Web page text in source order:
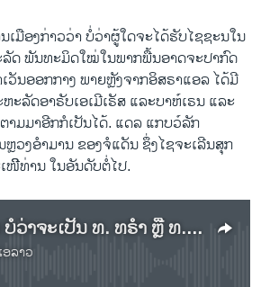
ເມືອງກ່າວວ່າ ບໍ່ວ່າຜູ້ໃດຈະໄດ້ຮັບໄຊຊະນໃນ
ລັດ ພັນທະມິດໃໝ່ໃນພາກພື້ນອາດຈະປາກົດ
ວັນອອກກາງ ພາຍຫຼັງຈາກອິສຣາແອລ ໄດ້ມີ
ະລັດອາຣັບເອເມີເຣັສ ແລະບາຫ໌ເຣນ ແລະ
າມມາອີກກໍເປັນໄດ້. ແດລ ແກບວ໌ລັກ
ຫຼວງອໍາມານ ຂອງຈໍແດັນ ຊຶ່ງໄຊຈະເລີນສຸກ
ໜີີທ່ານ ໃນອັນດັບຕໍ່ໄປ.
ເຊີນຟັງລາຍງານ ບໍ່ວ່າຈະເປັນ ທ. ທຣຳ ຫຼື ທ. ໄບເດັນ, ຊາວອາຣັບ ອາດຈະເຫັນລະບຽບການໃໝ່ ເກີດຂຶ້ນໃນພາກພື້ນ ອິງຕາມບັນດານັກວິເຄາະ
ອລາວ
source currently available